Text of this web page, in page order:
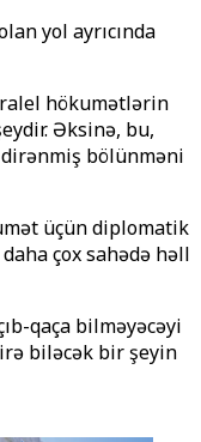
yol ayrıcında
hökumətlərin
Əksinə, bu,
dirənmiş bölünməni
üçün diplomatik
çox sahədə həll
qaça bilməyəcəyi
biləcək bir şeyin